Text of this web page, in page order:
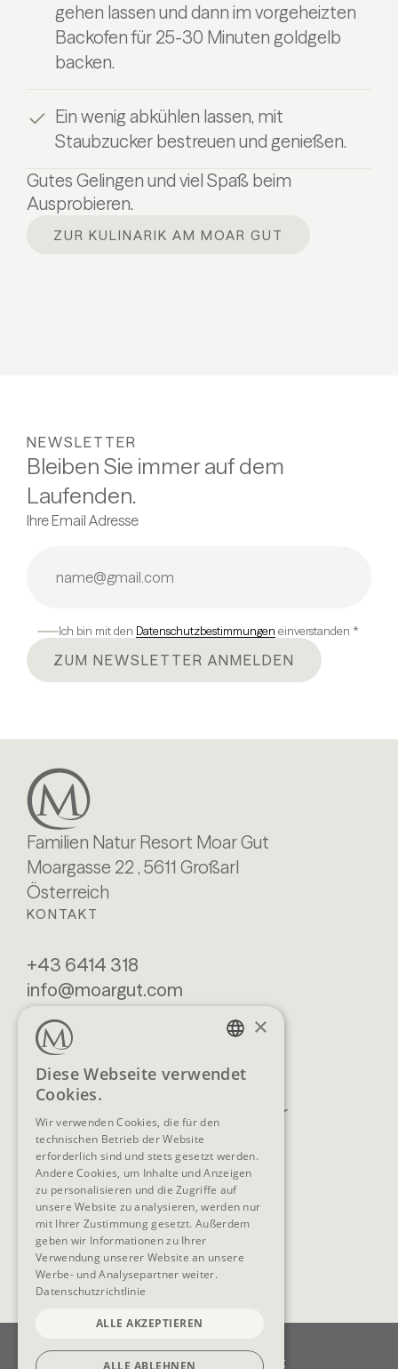
gehen lassen und dann im vorgeheizten
Backofen für 25-30 Minuten goldgelb
backen.
Ein wenig abkühlen lassen, mit
Staubzucker bestreuen und genießen.
Gutes Gelingen und viel Spaß beim
Ausprobieren.
ZUR KULINARIK AM MOAR GUT
NEWSLETTER
Bleiben Sie immer auf dem
Laufenden.
Ihre Email Adresse
Ich bin mit den Datenschutzbestimmungen einverstanden *
ZUM NEWSLETTER ANMELDEN
Familien Natur Resort Moar Gut
Moargasse 22 , 5611 Großarl
Österreich
KONTAKT
+43 6414 318
info@moargut.com
SERVICES
Lage & Anreise
Blog
FAQ
Buchen
Anfragen
Newsletter
AGB
SOCIAL MEDIA
Impressum
Datenschutz
Datenschutzeinstellungen
Barrierefreiheit
×
Diese Webseite verwendet
Cookies.
Wir verwenden Cookies, die für den
technischen Betrieb der Website
erforderlich sind und stets gesetzt werden.
Andere Cookies, um Inhalte und Anzeigen
zu personalisieren und die Zugriffe auf
unsere Website zu analysieren, werden nur
mit Ihrer Zustimmung gesetzt. Außerdem
geben wir Informationen zu Ihrer
Verwendung unserer Website an unsere
Werbe- und Analysepartner weiter.
Datenschutzrichtlinie
ALLE AKZEPTIEREN
ALLE ABLEHNEN